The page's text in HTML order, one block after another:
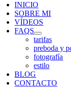
INICIO
SOBRE MI
VÍDEOS
FAQS
tarifas
preboda y
fotografía
estilo
BLOG
CONTACTO